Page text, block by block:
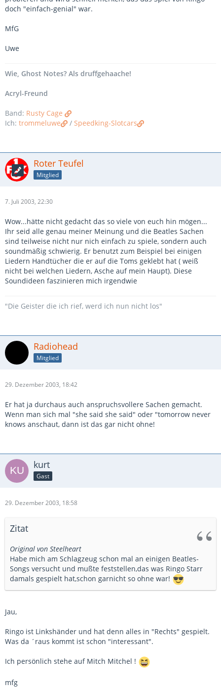
doch "einfach-genial" war.
MfG
Uwe
Wie, Ghost Notes? Als druffgehaache!
Acryl-Freund
Band: Rusty Cage
Ich: trommeluwe / Speedking-Slotcars
Roter Teufel
Mitglied
7. Juli 2003, 22:30
Wow...hätte nicht gedacht das so viele von euch hin mögen...
Ihr seid alle genau meiner Meinung und die Beatles Sachen
sind teilweise nicht nur nich einfach zu spiele, sondern auch
soundmäßig schwierig. Er benutzt zum Beispiel bei einigen
Liedern Handtücher die er auf die Toms geklebt hat ( weiß
nicht bei welchen Liedern, Asche auf mein Haupt). Diese
Soundideen faszinieren mich irgendwie
"Die Geister die ich rief, werd ich nun nicht los"
Radiohead
Mitglied
29. Dezember 2003, 18:42
Er hat ja durchaus auch anspruchsvollere Sachen gemacht.
Wenn man sich mal "she said she said" oder "tomorrow never
knows anschaut, dann ist das gar nicht ohne!
kurt
Gast
29. Dezember 2003, 18:58
Zitat
Original von Steelheart
Habe mich am Schlagzeug schon mal an einigen Beatles-
Songs versucht und mußte feststellen,das was Ringo Starr
damals gespielt hat,schon garnicht so ohne war!
Jau,
Ringo ist Linkshänder und hat denn alles in "Rechts" gespielt.
Was da ´raus kommt ist schon "interessant".
Ich persönlich stehe auf Mitch Mitchel !
mfg